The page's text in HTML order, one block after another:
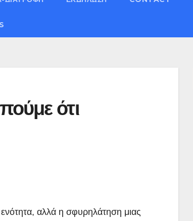
ότι
αλλά η σφυρηλάτηση μιας